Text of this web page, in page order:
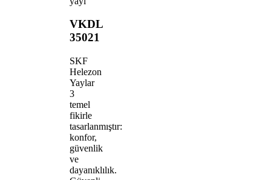
VKDL
35021
SKF
Helezon
Yaylar
3
temel
fikirle
tasarlanmıştır:
konfor,
güvenlik
ve
dayanıklılık.